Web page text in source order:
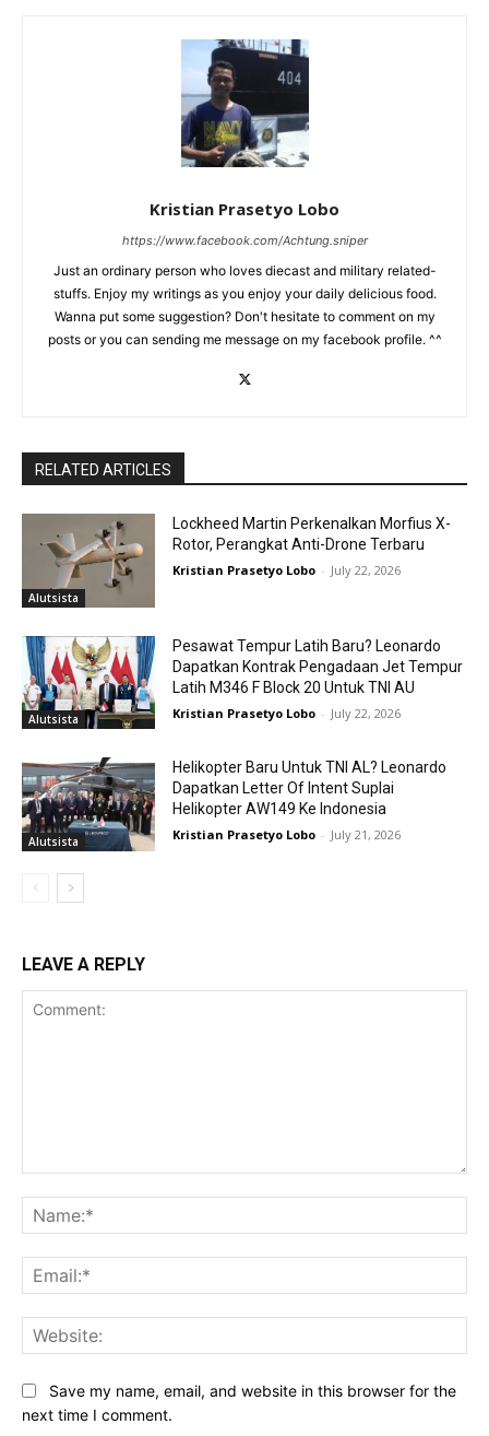
Kristian Prasetyo Lobo
https://www.facebook.com/Achtung.sniper
Just an ordinary person who loves diecast and military related-
stuffs. Enjoy my writings as you enjoy your daily delicious food.
Wanna put some suggestion? Don't hesitate to comment on my
posts or you can sending me message on my facebook profile. ^^
RELATED ARTICLES
Alutsista
Lockheed Martin Perkenalkan Morfius X-
Rotor, Perangkat Anti-Drone Terbaru
Kristian Prasetyo Lobo - July 22, 2026
Alutsista
Pesawat Tempur Latih Baru? Leonardo
Dapatkan Kontrak Pengadaan Jet Tempur
Latih M346 F Block 20 Untuk TNI AU
Kristian Prasetyo Lobo - July 22, 2026
Alutsista
Helikopter Baru Untuk TNI AL? Leonardo
Dapatkan Letter Of Intent Suplai
Helikopter AW149 Ke Indonesia
Kristian Prasetyo Lobo - July 21, 2026
LEAVE A REPLY
Save my name, email, and website in this browser for the
next time I comment.